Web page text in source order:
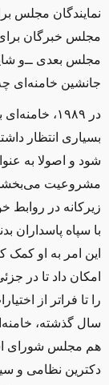
نمایندگان مجلس
مجلس خبرگان
مجلس بعدی ‌ــ‌و
جانشین خامنه‌ای
در ۱۹۸۹،
بسیاری انتظار
شود و اصولا به
مشروعیت
زیرکانه در روابط
با سپاه پاسداران
این امر به او کمک
امکان داد تا در
سال گذشته،
هم مجلس شورای
دکترین نظامی و